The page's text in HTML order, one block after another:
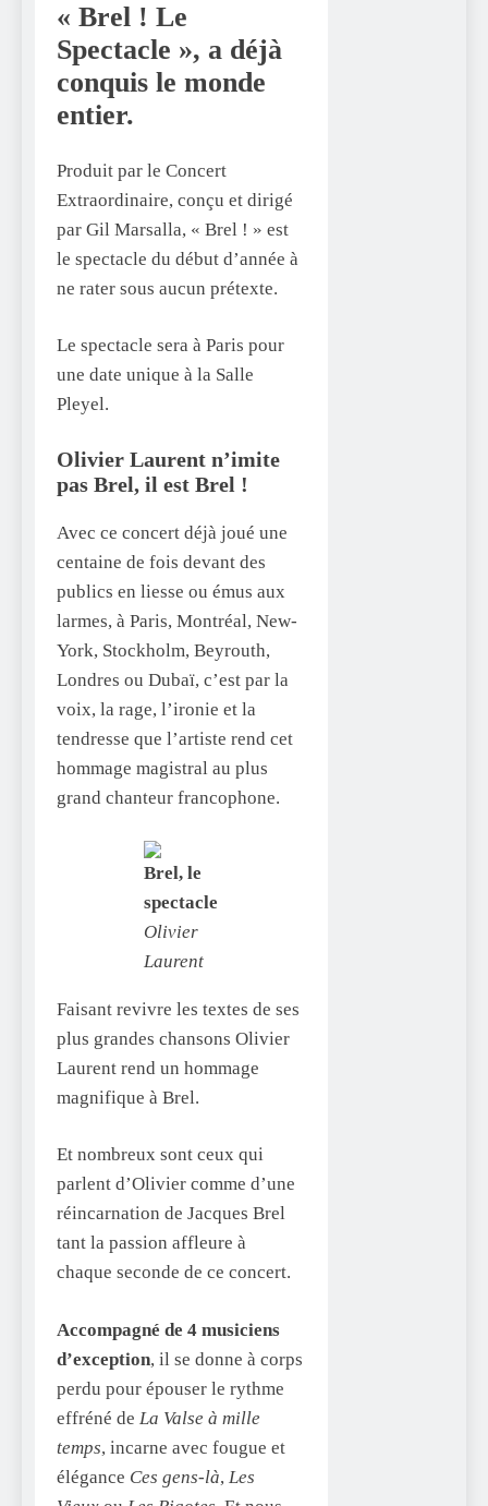
« Brel ! Le
Spectacle », a déjà
conquis le monde
entier.
Produit par le Concert
Extraordinaire, conçu et dirigé
par Gil Marsalla, « Brel ! » est
le spectacle du début d’année à
ne rater sous aucun prétexte.
Le spectacle sera à Paris pour
une date unique à la Salle
Pleyel.
Olivier Laurent n’imite
pas Brel, il est Brel !
Avec ce concert déjà joué une
centaine de fois devant des
publics en liesse ou émus aux
larmes, à Paris, Montréal, New-
York, Stockholm, Beyrouth,
Londres ou Dubaï, c’est par la
voix, la rage, l’ironie et la
tendresse que l’artiste rend cet
hommage magistral au plus
grand chanteur francophone.
Brel, le
spectacle
Olivier
Laurent
Faisant revivre les textes de ses
plus grandes chansons Olivier
Laurent rend un hommage
magnifique à Brel.
Et nombreux sont ceux qui
parlent d’Olivier comme d’une
réincarnation de Jacques Brel
tant la passion affleure à
chaque seconde de ce concert.
Accompagné de 4 musiciens
d’exception, il se donne à corps
perdu pour épouser le rythme
effréné de La Valse à mille
temps, incarne avec fougue et
élégance Ces gens-là, Les